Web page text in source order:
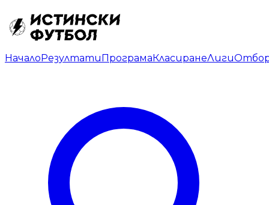
НачалоРезултатиПрограмаКласиранеЛиги